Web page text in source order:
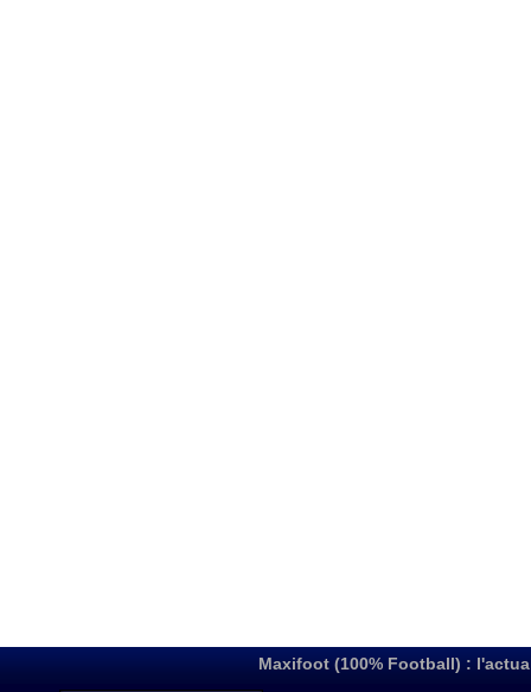
Maxifoot (100% Football) :